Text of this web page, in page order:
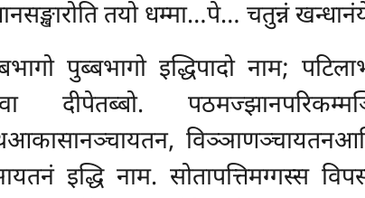
तयो धम्मा…पे… चतुन्नं
पुब्बभागो इद्धिपादो नाम;
दीपेतब्बो.
इद्धि नाम. सोतापत्तिमग्गस्स